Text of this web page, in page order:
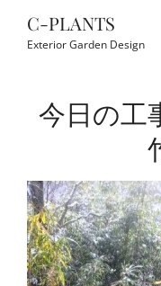
C-PLANTS
Exterior Garden Design
Overlay今日の工